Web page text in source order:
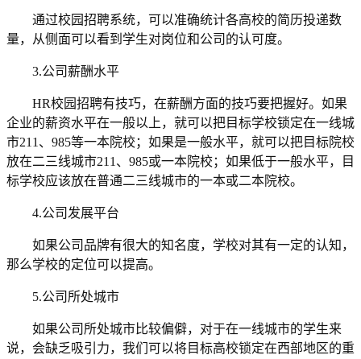
通过校园招聘系统，可以准确统计各高校的简历投递数
量，从侧面可以看到学生对岗位和公司的认可度。
3.公司薪酬水平
HR校园招聘有技巧，在薪酬方面的技巧要把握好。如果
企业的薪资水平在一般以上，就可以把目标学校锁定在一线城
市211、985等一本院校；如果是一般水平，就可以把目标院校
放在二三线城市211、985或一本院校；如果低于一般水平，目
标学校应该放在普通二三线城市的一本或二本院校。
4.公司发展平台
如果公司品牌有很大的知名度，学校对其有一定的认知，
那么学校的定位可以提高。
5.公司所处城市
如果公司所处城市比较偏僻，对于在一线城市的学生来
说，会缺乏吸引力，我们可以将目标高校锁定在西部地区的重